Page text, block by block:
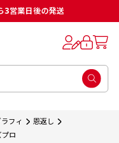
3営業日後の発送
フィ
恩返し
ロ
のぼり旗を製作
的にイラストレー
ております。
となります。
インそのものを
売として取り扱っ
に、考えると良
基本的に左側と
界用語でチチと
下のサイズ表の通
作をしたい場合
談ください。
下のサイズ表の通
作をしたい場合
談ください。
り旗に対して上
所に対してチチ
体をポールにく
り旗に対して上
所に対してチチ
体をポールにく
（熱で焼き切る
をすることで風
度を増す加工で
加工とは？
ることで横幕が
るための加工手